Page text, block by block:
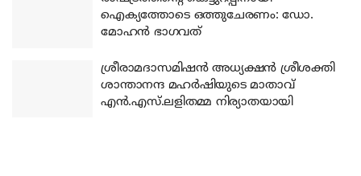
ഐക്യത്തോടെ ഒത്തുചേരണം: ഡോ.
മോഹന്‍ ഭാഗവത്
ശ്രീരാമദാസമിഷന്‍ അധ്യക്ഷന്‍ ശ്രീശക്തി
ശാന്താനന്ദ മഹര്‍ഷിയുടെ മാതാവ്
എന്‍.എസ്.ലളിതമ്മ നിര്യാതയായി